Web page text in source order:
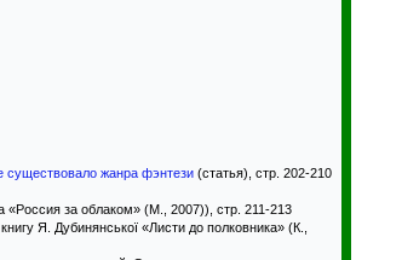
жанра фэнтези (статья), стр. 202-210
«Россия за облаком» (М., 2007)), стр. 211-213
Я. Дубинянської «Листи до полковника» (К.,